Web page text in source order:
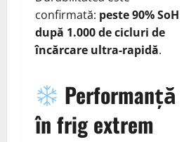
confirmată: peste 90% SoH
după 1.000 de cicluri de
încărcare ultra‑rapidă.
Performanță
în frig extrem